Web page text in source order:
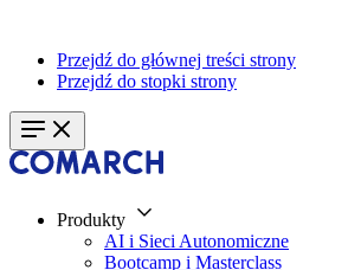
Przejdź do głównej treści strony
Przejdź do stopki strony
Produkty
AI i Sieci Autonomiczne
Bootcamp i Masterclass